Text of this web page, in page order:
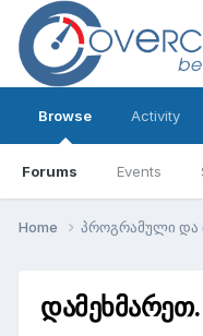
Browse
Forums Events
Activity
Home პროგრამული და